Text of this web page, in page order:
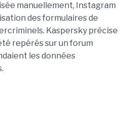
manuellement, Instagram
des formulaires de
Kaspersky précise
repérés sur un forum
les données